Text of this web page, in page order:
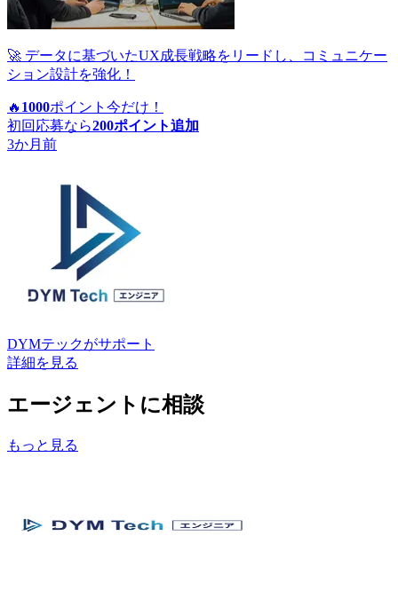
🚀 データに基づいたUX成長戦略をリードし、コミュニケー
ション設計を強化！
🔥 1000ポイント 今だけ！
初回応募なら200ポイント追加
3か月前
DYMテックがサポート
詳細を見る
エージェントに相談
もっと見る